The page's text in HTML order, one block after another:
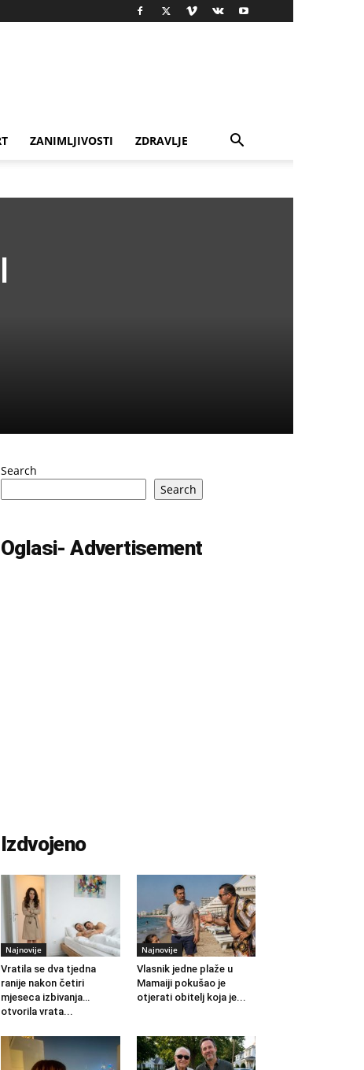
ZANIMLJIVOSTI ZDRAVLJE
Search
Search
Oglasi- Advertisement
Izdvojeno
Najnovije
Vratila se dva tjedna
ranije nakon četiri
mjeseca izbivanja…
otvorila vrata...
Najnovije
Vlasnik jedne plaže u
Mamaiji pokušao je
otjerati obitelj koja je...